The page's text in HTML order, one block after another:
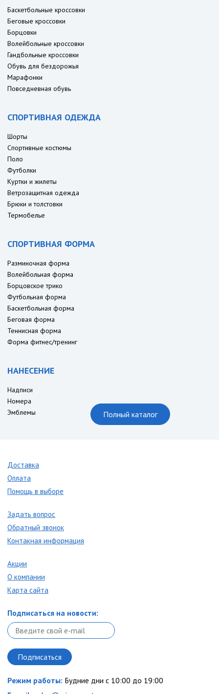
Баскетбольные кроссовки
Беговые кроссовки
Борцовки
Волейбольные кроссовки
Гандбольные кроссовки
Обувь для бездорожья
Марафонки
Повседневная обувь
СПОРТИВНАЯ ОДЕЖДА
Шорты
Спортивные костюмы
Поло
Футболки
Куртки и жилеты
Ветрозащитная одежда
Брюки и толстовки
Термобелье
СПОРТИВНАЯ ФОРМА
Разминочная форма
Волейбольная форма
Борцовское трико
Футбольная форма
Баскетбольная форма
Беговая форма
Теннисная форма
Форма фитнес/тренинг
НАНЕСЕНИЕ
Надписи
Номера
Эмблемы
Полный каталог
Доставка
Оплата
Помощь в выборе
Задать вопрос
Обратный звонок
Контакная информация
Акции
О компании
Карта сайта
Подписаться на новости:
Режим работы: Будние дни с 10:00 до 19:00